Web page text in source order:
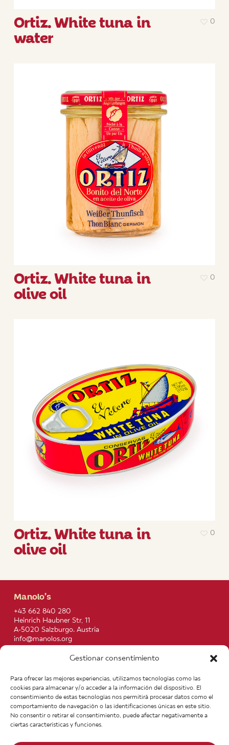
Gestionar consentimiento
Para ofrecer las mejores experiencias, utilizamos tecnologías como las
cookies para almacenar y/o acceder a la información del dispositivo. El
consentimiento de estas tecnologías nos permitirá procesar datos como el
comportamiento de navegación o las identificaciones únicas en este sitio.
No consentir o retirar el consentimiento, puede afectar negativamente a
ciertas características y funciones.
Ortiz. White tuna in
water
0
Ortiz. White tuna in
olive oil
0
Ortiz. White tuna in
olive oil
0
Manolo’s
+43 662 840 280
Heinrich Haubner Str, 11
A-5020 Salzburgo. Austria
info@manolos.org
About us
Products
Infos
News
Contact
Join our Team
Legal notice
General Terms of Purchase